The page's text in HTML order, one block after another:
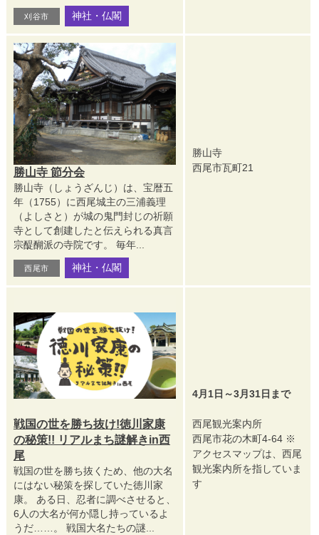
刈谷市 神社・仏閣
勝山寺 節分会
勝山寺（しょうざんじ）は、宝暦五
年（1755）に西尾城主の三浦義理
（よしさと）が城の鬼門封じの祈願
寺として創建したと伝えられる真言
宗醍醐派の寺院です。 毎年...
西尾市 神社・仏閣
勝山寺
西尾市瓦町21
戦国の世を勝ち抜け!徳川家康
の秘策!! リアルまち謎解きin西
尾
戦国の世を勝ち抜くため、他の大名
にはない秘策を探していた徳川家
康。 ある日、忍者に調べさせると、
6人の大名が何か隠し持っているよ
うだ……。 戦国大名たちの謎...
4月1日～3月31日まで
西尾観光案内所
西尾市花の木町4-64 ※
アクセスマップは、西尾
観光案内所を指していま
す